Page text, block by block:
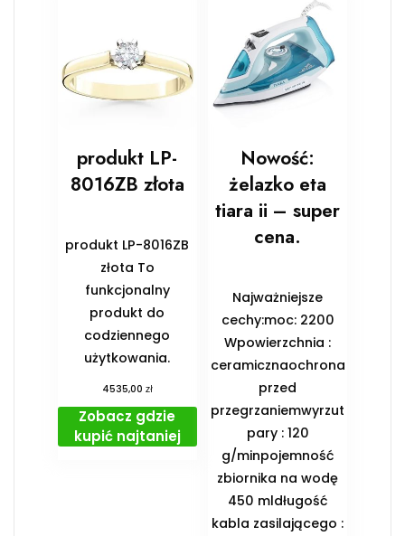
produkt LP-
8016ZB złota
produkt LP-8016ZB
złota To
funkcjonalny
produkt do
codziennego
użytkowania.
4535,00 zł
Zobacz gdzie
kupić najtaniej
Nowość:
żelazko eta
tiara ii – super
cena.
Najważniejsze
cechy:moc: 2200
Wpowierzchnia :
ceramicznaochrona
przed
przegrzaniemwyrzut
pary : 120
g/minpojemność
zbiornika na wodę
450 mldługość
kabla zasilającego :